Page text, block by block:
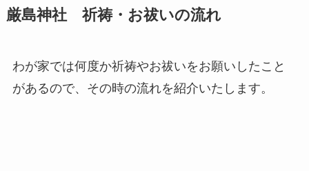
厳島神社 祈祷・お祓いの流れ
わが家では何度か祈祷やお祓いをお願いしたこと
があるので、その時の流れを紹介いたします。